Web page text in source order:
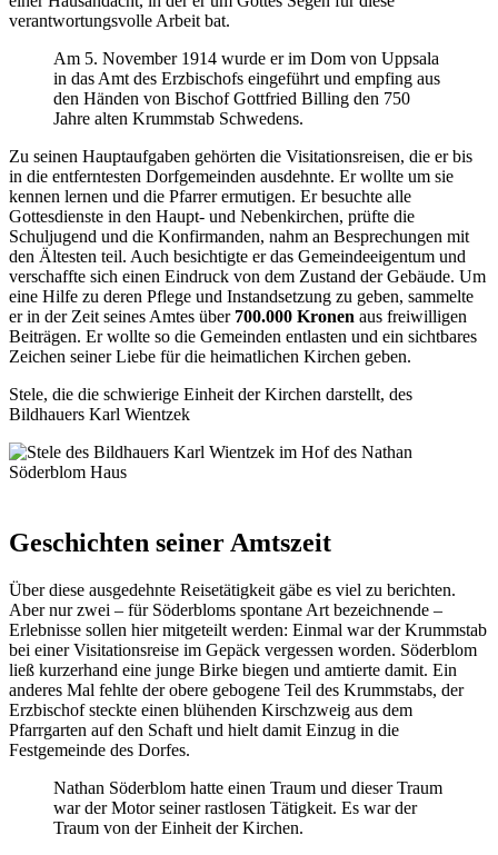
verantwortungsvolle Arbeit bat.
Am 5. November 1914 wurde er im Dom von Uppsala
in das Amt des Erzbischofs eingeführt und empfing aus
den Händen von Bischof Gottfried Billing den 750
Jahre alten Krummstab Schwedens.
Zu seinen Hauptaufgaben gehörten die Visitationsreisen, die er bis
in die entferntesten Dorfgemeinden ausdehnte. Er wollte um sie
kennen lernen und die Pfarrer ermutigen. Er besuchte alle
Gottesdienste in den Haupt- und Nebenkirchen, prüfte die
Schuljugend und die Konfirmanden, nahm an Besprechungen mit
den Ältesten teil. Auch besichtigte er das Gemeindeeigentum und
verschaffte sich einen Eindruck von dem Zustand der Gebäude. Um
eine Hilfe zu deren Pflege und Instandsetzung zu geben, sammelte
er in der Zeit seines Amtes über 700.000 Kronen aus freiwilligen
Beiträgen. Er wollte so die Gemeinden entlasten und ein sichtbares
Zeichen seiner Liebe für die heimatlichen Kirchen geben.
Stele, die die schwierige Einheit der Kirchen darstellt, des
Bildhauers Karl Wientzek
Geschichten seiner Amtszeit
Über diese ausgedehnte Reisetätigkeit gäbe es viel zu berichten.
Aber nur zwei – für Söderbloms spontane Art bezeichnende –
Erlebnisse sollen hier mitgeteilt werden: Einmal war der Krummstab
bei einer Visitationsreise im Gepäck vergessen worden. Söderblom
ließ kurzerhand eine junge Birke biegen und amtierte damit. Ein
anderes Mal fehlte der obere gebogene Teil des Krummstabs, der
Erzbischof steckte einen blühenden Kirschzweig aus dem
Pfarrgarten auf den Schaft und hielt damit Einzug in die
Festgemeinde des Dorfes.
Nathan Söderblom hatte einen Traum und dieser Traum
war der Motor seiner rastlosen Tätigkeit. Es war der
Traum von der Einheit der Kirchen.